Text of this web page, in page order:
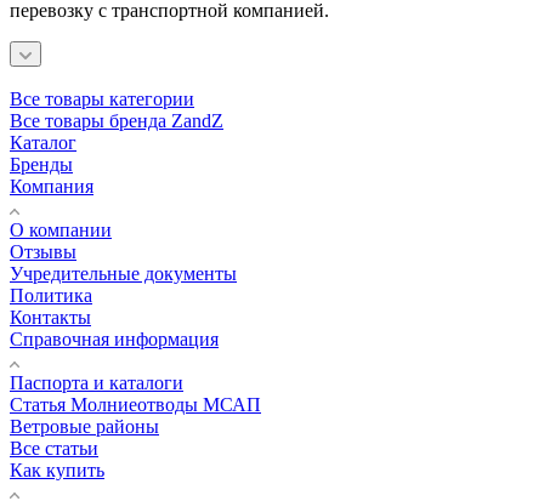
перевозку с транспортной компанией.
Все товары категории
Все товары бренда ZandZ
Каталог
Бренды
Компания
О компании
Отзывы
Учредительные документы
Политика
Контакты
Справочная информация
Паспорта и каталоги
Статья Молниеотводы МСАП
Ветровые районы
Все статьи
Как купить